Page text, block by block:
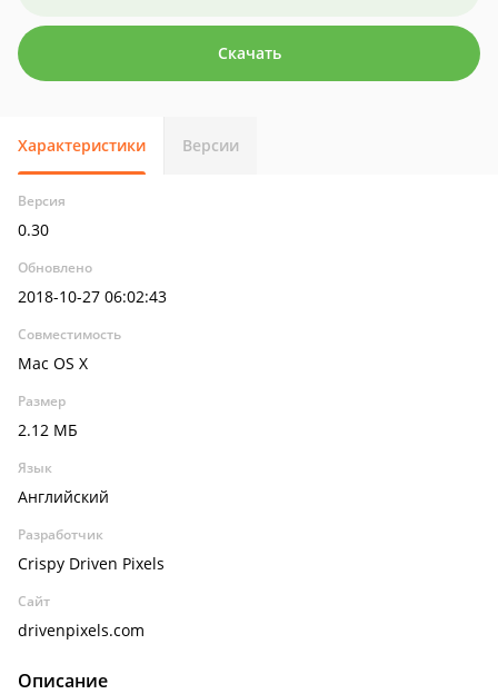
Скачать
Характеристики Версии
Версия
0.30
Обновлено
2018-10-27 06:02:43
Совместимость
Mac OS X
Размер
2.12 МБ
Язык
Английский
Разработчик
Crispy Driven Pixels
Сайт
drivenpixels.com
Описание